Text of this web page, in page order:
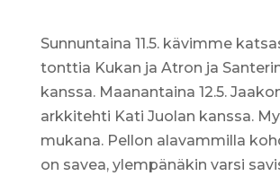
Sunnuntaina 11.5. kävimme
tonttia Kukan ja Atron ja
kanssa. Maanantaina 12.5.
arkkitehti Kati Juolan kanssa.
mukana. Pellon alavammilla
on savea, ylempänäkin varsi